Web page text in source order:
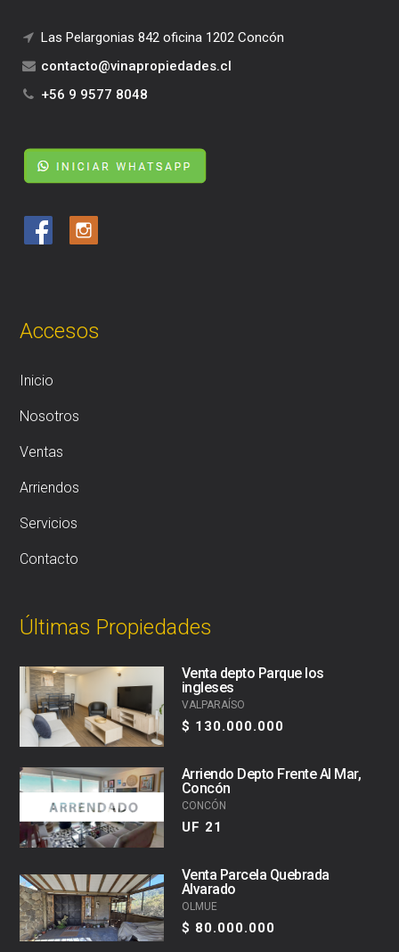
Las Pelargonias 842 oficina 1202 Concón
contacto@vinapropiedades.cl
+56 9 9577 8048
Accesos
Inicio
Nosotros
Ventas
Arriendos
Servicios
Contacto
Últimas Propiedades
Venta depto Parque los
ingleses
VALPARAÍSO
$ 130.000.000
Arriendo Depto Frente Al Mar,
Concón
CONCÓN
UF 21
Venta Parcela Quebrada
Alvarado
OLMUE
$ 80.000.000